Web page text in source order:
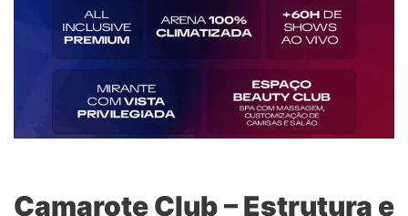
Camarote Club–Estrutura e